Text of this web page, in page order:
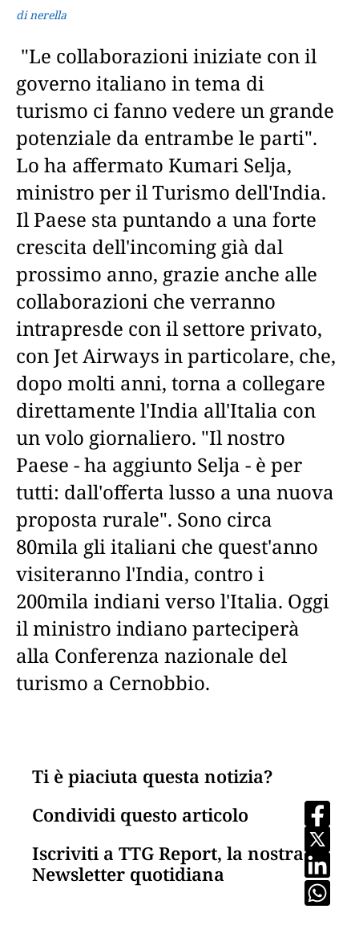
di nerella
"Le collaborazioni iniziate con il
governo italiano in tema di
turismo ci fanno vedere un grande
potenziale da entrambe le parti".
Lo ha affermato Kumari Selja,
ministro per il Turismo dell'India.
Il Paese sta puntando a una forte
crescita dell'incoming già dal
prossimo anno, grazie anche alle
collaborazioni che verranno
intrapresde con il settore privato,
con Jet Airways in particolare, che,
dopo molti anni, torna a collegare
direttamente l'India all'Italia con
un volo giornaliero. "Il nostro
Paese - ha aggiunto Selja - è per
tutti: dall'offerta lusso a una nuova
proposta rurale". Sono circa
80mila gli italiani che quest'anno
visiteranno l'India, contro i
200mila indiani verso l'Italia. Oggi
il ministro indiano parteciperà
alla Conferenza nazionale del
turismo a Cernobbio.
Ti è piaciuta questa notizia?
Condividi questo articolo
Iscriviti a TTG Report, la nostra
Newsletter quotidiana